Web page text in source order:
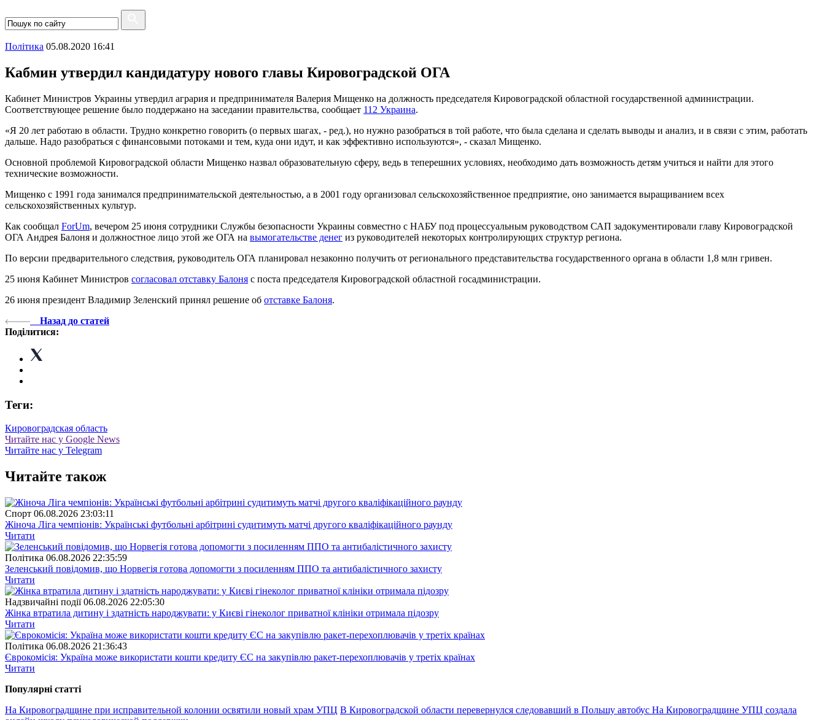
Полiтика 05.08.2020 16:41
Кабмин утвердил кандидатуру нового главы Кировоградской ОГА
Кабинет Министров Украины утвердил агрария и предпринимателя Валерия Мищенко на должность председателя Кировоградской областной государственной администрации.
Соответствующее решение было поддержано на заседании правительства, сообщает 112 Украина.
«Я 20 лет работаю в области. Трудно конкретно говорить (о первых шагах, - ред.), но нужно разобраться в той работе, что была сделана и сделать выводы и анализ, и в связи с этим, работать
дальше. Надо разобраться с финансовыми потоками и тем, куда они идут, и как эффективно используются», - сказал Мищенко.
Основной проблемой Кировоградской области Мищенко назвал образовательную сферу, ведь в теперешних условиях, необходимо дать возможность детям учиться и найти для этого
технические возможности.
Мищенко с 1991 года занимался предпринимательской деятельностью, а в 2001 году организовал сельскохозяйственное предприятие, оно занимается выращиванием всех
сельскохозяйственных культур.
Как сообщал ForUm, вечером 25 июня сотрудники Службы безопасности Украины совместно с НАБУ под процессуальным руководством САП задокументировали главу Кировоградской
ОГА Андрея Балоня и должностное лицо этой же ОГА на вымогательстве денег из руководителей некоторых контролирующих структур региона.
По версии предварительного следствия, руководитель ОГА планировал незаконно получить от регионального представительства государственного органа в области 1,8 млн гривен.
25 июня Кабинет Министров согласовал отставку Балоня с поста председателя Кировоградской областной госадминистрации.
26 июня президент Владимир Зеленский принял решение об отставке Балоня.
Назад до статей
Поділитися:
Теги:
Кировоградская область
Читайте нас у Google News
Читайте нас у Telegram
Читайте також
Спорт 06.08.2026 23:03:11
Жіноча Ліга чемпіонів: Українські футбольні арбітрині судитимуть матчі другого кваліфікаційного раунду
Читати
Полiтика 06.08.2026 22:35:59
Зеленський повідомив, що Норвегія готова допомогти з посиленням ППО та антибалістичного захисту
Читати
Надзвичайні події 06.08.2026 22:05:30
Жінка втратила дитину і здатність народжувати: у Києві гінеколог приватної клініки отримала підозру
Читати
Полiтика 06.08.2026 21:36:43
Єврокомісія: Україна може використати кошти кредиту ЄС на закупівлю ракет-перехоплювачів у третіх країнах
Читати
Популярнi статтi
На Кировоградщине при исправительной колонии освятили новый храм УПЦ В Кировоградской области перевернулся следовавший в Польшу автобус На Кировоградщине УПЦ создала